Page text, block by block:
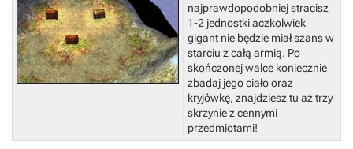
najprawdopodobniej stracisz
1-2 jednostki aczkolwiek
gigant nie będzie miał szans w
starciu z całą armią. Po
skończonej walce koniecznie
zbadaj jego ciało oraz
kryjówkę, znajdziesz tu aż trzy
skrzynie z cennymi
przedmiotami!